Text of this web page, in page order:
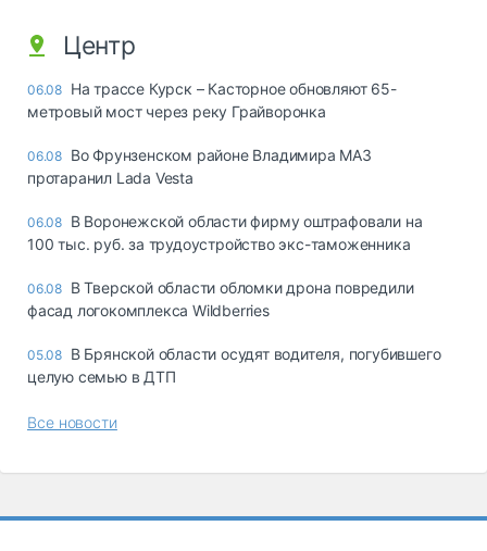
Центр
06.08 На трассе Курск – Касторное обновляют 65-
метровый мост через реку Грайворонка
06.08 Во Фрунзенском районе Владимира МАЗ
протаранил Lada Vesta
06.08 В Воронежской области фирму оштрафовали на
100 тыс. руб. за трудоустройство экс-таможенника
06.08 В Тверской области обломки дрона повредили
фасад логокомплекса Wildberries
05.08 В Брянской области осудят водителя, погубившего
целую семью в ДТП
Все новости